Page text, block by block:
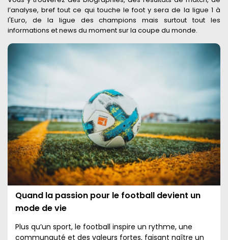
l’analyse, bref tout ce qui touche le foot y sera de la ligue 1 à
l'Euro, de la ligue des champions mais surtout tout les
informations et news du moment sur la coupe du monde.
Quand la passion pour le football devient un
mode de vie
Plus qu’un sport, le football inspire un rythme, une
communauté et des valeurs fortes, faisant naître un